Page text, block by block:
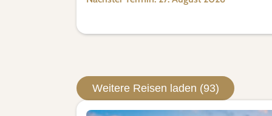
Weitere Reisen laden (93)